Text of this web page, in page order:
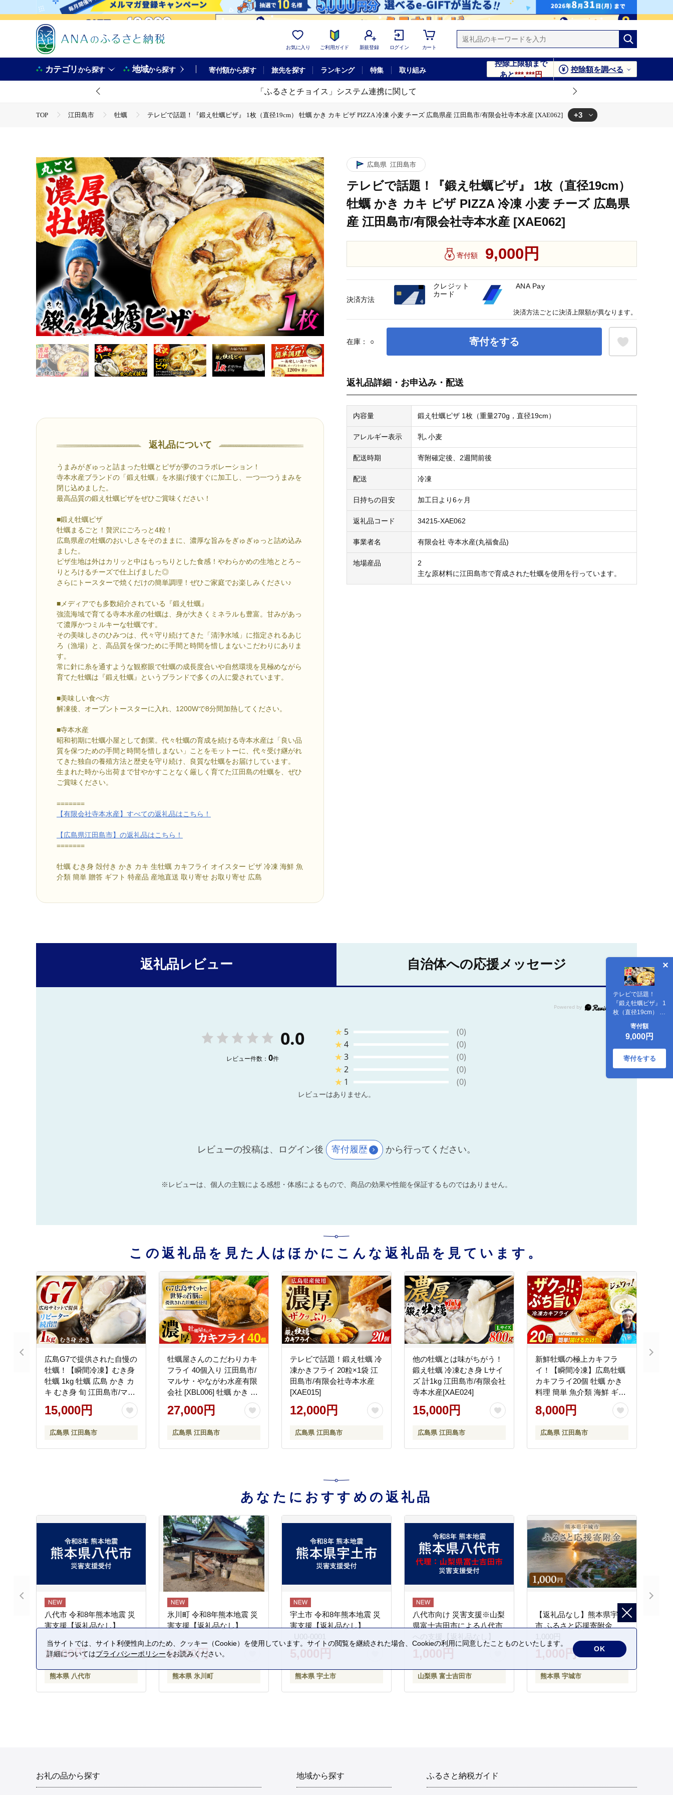
お気に入り ご利用ガイド 新規登録 ログイン カート
カテゴリから探す 地域から探す 寄付額から探す 旅先を探す ランキング 特集 取り組み
控除上限額まで
あと***,***円
控除額を調べる
「ふるさとチョイス」システム連携に関して
TOP 江田島市 牡蠣 テレビで話題！『鍛え牡蠣ピザ』 1枚（直径19cm） 牡蠣 かき カキ ピザ PIZZA 冷凍 小麦 チーズ 広島県産 江田島市/有限会社寺本水産 [XAE062] +3
返礼品について
うまみがぎゅっと詰まった牡蠣とピザが夢のコラボレーション！
寺本水産ブランドの「鍛え牡蠣」を水揚げ後すぐに加工し、一つ一つうまみを
閉じ込めました。
最高品質の鍛え牡蠣ピザをぜひご賞味ください！
■鍛え牡蠣ピザ
牡蠣まるごと！贅沢にごろっと4粒！
広島県産の牡蠣のおいしさをそのままに、濃厚な旨みをぎゅぎゅっと詰め込み
ました。
ピザ生地は外はカリッと中はもっちりとした食感！やわらかめの生地ととろ～
りとろけるチーズで仕上げました◎
さらにトースターで焼くだけの簡単調理！ぜひご家庭でお楽しみください♪
■メディアでも多数紹介されている『鍛え牡蠣』
強流海域で育てる寺本水産の牡蠣は、身が大きくミネラルも豊富。甘みがあっ
て濃厚かつミルキーな牡蠣です。
その美味しさのひみつは、代々守り続けてきた「清浄水域」に指定されるあじ
ろ（漁場）と、高品質を保つために手間と時間を惜しまないこだわりにありま
す。
常に針に糸を通すような観察眼で牡蠣の成長度合いや自然環境を見極めながら
育てた牡蠣は『鍛え牡蠣』というブランドで多くの人に愛されています。
■美味しい食べ方
解凍後、オーブントースターに入れ、1200Wで8分間加熱してください。
■寺本水産
昭和初期に牡蠣小屋として創業。代々牡蠣の育成を続ける寺本水産は「良い品
質を保つための手間と時間を惜しまない」ことをモットーに、代々受け継がれ
てきた独自の養殖方法と歴史を守り続け、良質な牡蠣をお届けしています。
生まれた時から出荷まで甘やかすことなく厳しく育てた江田島の牡蠣を、ぜひ
ご賞味ください。
=======
【有限会社寺本水産】すべての返礼品はこちら！
【広島県江田島市】の返礼品はこちら！
=======
牡蠣 むき身 殻付き かき カキ 生牡蠣 カキフライ オイスター ピザ 冷凍 海鮮 魚
介類 簡単 贈答 ギフト 特産品 産地直送 取り寄せ お取り寄せ 広島
広島県 江田島市
テレビで話題！『鍛え牡蠣ピザ』 1枚（直径19cm）
牡蠣 かき カキ ピザ PIZZA 冷凍 小麦 チーズ 広島県
産 江田島市/有限会社寺本水産 [XAE062]
寄付額 9,000円
在庫： ○ 寄付をする
テレビで話題！
『鍛え牡蠣ピザ』 1
枚（直径19cm） 牡
PIZZA 冷凍 小麦 チ
ーズ 広島県産 江田
島市/有限会社寺本
水産 [XAE062]
寄付額
9,000円
寄付をする
返礼品詳細・お申込み・配送
内容量 鍛え牡蠣ピザ 1枚（重量270g，直径19cm）
アレルギー表示 乳､小麦
配送時期 寄附確定後、2週間前後
配送 冷凍
日持ちの目安 加工日より6ヶ月
返礼品コード 34215-XAE062
事業者名 有限会社 寺本水産(丸福食品)
地場産品
2
主な原材料に江田島市で育成された牡蠣を使用を行っています。
決済方法
クレジット
カード
ANA Pay
決済方法ごとに決済上限額が異なります。
返礼品レビュー 自治体への応援メッセージ
0.0
レビュー件数： 0件
★ 5
(0)
★4
(0)
★3
(0)
★2
(0)
★ 1 (0)
レビューはありません。
レビューの投稿は、ログイン後 寄付履歴 から行ってください。
※レビューは、個人の主観による感想・体感によるもので、商品の効果や性能を保証するものではありません。
この返礼品を見た人はほかにこんな返礼品を見ています。
広島G7で提供された自慢の
牡蠣！【瞬間冷凍】むき身
牡蠣 1kg 牡蠣 広島 かき カ
キ むき身 旬 江田島市/マル
サ・やながわ水産有限会社
[XBL007] 牡蠣
15,000円
広島県 江田島市
牡蠣屋さんのこだわりカキ
フライ 40個入り 江田島市/
マルサ・やながわ水産有限
会社 [XBL006] 牡蠣 かき カ
キ 広島G7で提供！
27,000円
広島県 江田島市
テレビで話題！鍛え牡蠣 冷
凍かきフライ 20粒×1袋 江
田島市/有限会社寺本水産
[XAE015]
12,000円
広島県 江田島市
他の牡蠣とは味がちがう！
鍛え牡蠣 冷凍むき身 Lサイ
ズ 計1kg 江田島市/有限会社
寺本水産[XAE024]
15,000円
広島県 江田島市
新鮮牡蠣の極上カキフラ
イ！【瞬間冷凍】広島牡蠣
カキフライ20個 牡蠣 かき
料理 簡単 魚介類 海鮮 ギフ
ト 広島県産 江田島市/株式
会社門林水産 [XAO034] 牡
8,000円
広島県 江田島市
あなたにおすすめの返礼品
八代市 令和8年熊本地震 災
害支援【返礼品なし】
1,000円
熊本県 八代市
氷川町 令和8年熊本地震 災
害支援【返礼品なし】
5,000円
熊本県 氷川町
宇土市 令和8年熊本地震 災
害支援【返礼品なし】
_U00-0001
5,000円
熊本県 宇土市
八代市向け 災害支援※山梨
県富士吉田市による八代市
への支援【返礼品なし】
1,000円
山梨県 富士吉田市
【返礼品なし】熊本県宇城
市 ふるさと応援寄附金
1,000円
1,000円
熊本県 宇城市
お礼の品から探す 地域から探す ふるさと納税ガイド
当サイトでは、サイト利便性向上のため、クッキー（Cookie）を使用しています。サイトの閲覧を継続された場合、Cookieの利用に同意したことものといたします。
詳細についてはプライバシーポリシーをお読みください。
OK